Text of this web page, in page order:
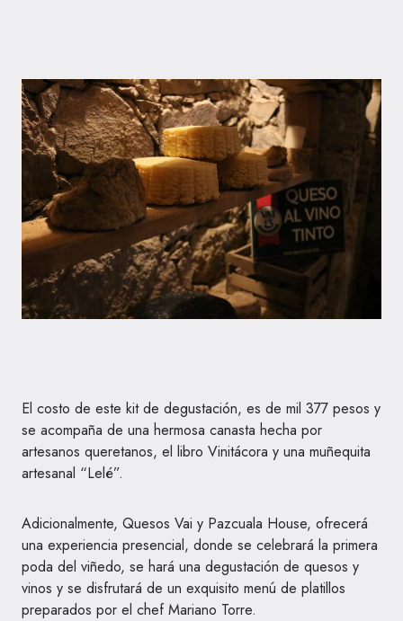
El costo de este kit de degustación, es de mil 377 pesos y
se acompaña de una hermosa canasta hecha por
artesanos queretanos, el libro Vinitácora y una muñequita
artesanal “Lelé”.
Adicionalmente, Quesos Vai y Pazcuala House, ofrecerá
una experiencia presencial, donde se celebrará la primera
poda del viñedo, se hará una degustación de quesos y
vinos y se disfrutará de un exquisito menú de platillos
preparados por el chef Mariano Torre.